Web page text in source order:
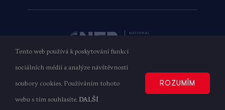
Copyright © 2023AMO| Všechna práva vyhrazena
Tento web používá k poskytování funkcí
sociálních médií a analýze návštěvnosti
soubory cookies. Používáním tohoto
webu s tím souhlasíte. DALŠÍ
ROZUMÍM